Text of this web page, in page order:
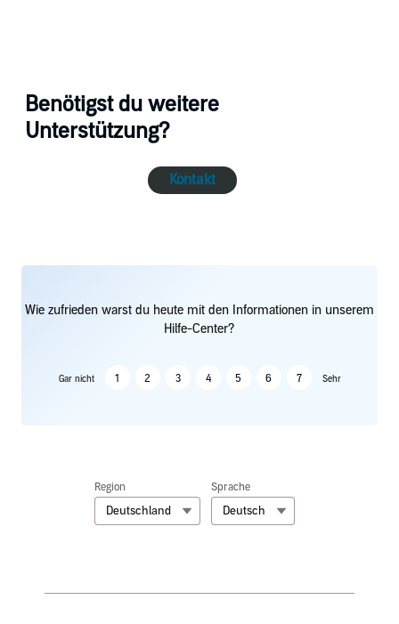
Benötigst du weitere
Unterstützung?
Kontakt
Wie zufrieden warst du heute mit den Informationen in unserem
Hilfe-Center?
Gar nicht 1 2 3 4 5 6 7 Sehr
Region
Deutschland
Sprache
Deutsch